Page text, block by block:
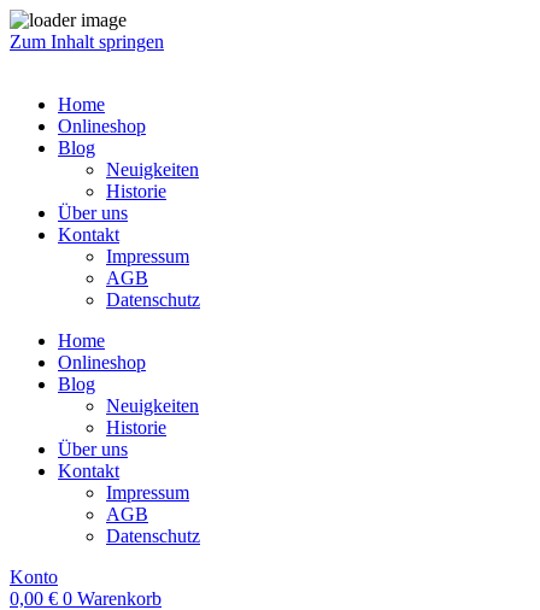
Zum Inhalt springen
Home
Onlineshop
Blog
Neuigkeiten
Historie
Über uns
Kontakt
Impressum
AGB
Datenschutz
Home
Onlineshop
Blog
Neuigkeiten
Historie
Über uns
Kontakt
Impressum
AGB
Datenschutz
Konto
0,00 € 0 Warenkorb